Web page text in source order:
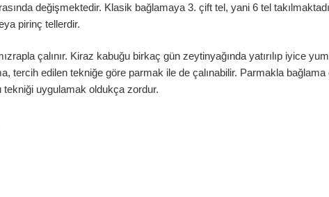
değişmektedir. Klasik bağlamaya 3. çift tel, yani 6 tel
pirinç tellerdir.
çalınır. Kiraz kabuğu birkaç gün zeytinyağında yatırılıp iyice
tercih edilen tekniğe göre parmak ile de çalınabilir. Parmakla
tekniği uygulamak oldukça zordur.